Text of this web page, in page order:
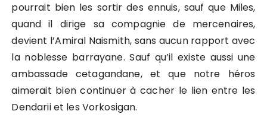
pourrait bien les sortir des ennuis, sauf que Miles,
quand il dirige sa compagnie de mercenaires,
devient l’Amiral Naismith, sans aucun rapport avec
la noblesse barrayane. Sauf qu’il existe aussi une
ambassade cetagandane, et que notre héros
aimerait bien continuer à cacher le lien entre les
Dendarii et les Vorkosigan.